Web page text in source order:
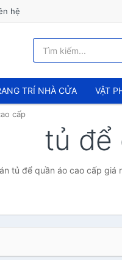
hệ
TRÍ NHÀ CỬA VẬT
cấp
tủ để
tủ để quần áo cao cấp giá